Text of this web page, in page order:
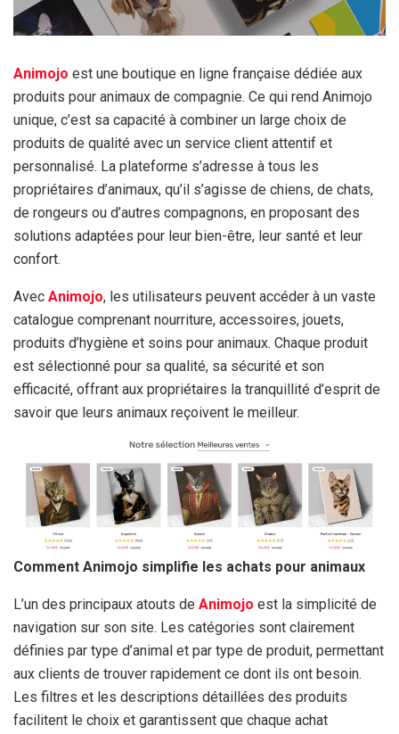
Animojo est une boutique en ligne française dédiée aux
produits pour animaux de compagnie. Ce qui rend Animojo
unique, c’est sa capacité à combiner un large choix de
produits de qualité avec un service client attentif et
personnalisé. La plateforme s’adresse à tous les
propriétaires d’animaux, qu’il s’agisse de chiens, de chats,
de rongeurs ou d’autres compagnons, en proposant des
solutions adaptées pour leur bien-être, leur santé et leur
confort.
Avec Animojo, les utilisateurs peuvent accéder à un vaste
catalogue comprenant nourriture, accessoires, jouets,
produits d’hygiène et soins pour animaux. Chaque produit
est sélectionné pour sa qualité, sa sécurité et son
efficacité, offrant aux propriétaires la tranquillité d’esprit de
savoir que leurs animaux reçoivent le meilleur.
Comment Animojo simplifie les achats pour animaux
L’un des principaux atouts de Animojo est la simplicité de
navigation sur son site. Les catégories sont clairement
définies par type d’animal et par type de produit, permettant
aux clients de trouver rapidement ce dont ils ont besoin.
Les filtres et les descriptions détaillées des produits
facilitent le choix et garantissent que chaque achat